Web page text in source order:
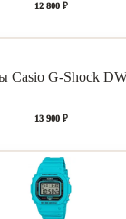
12 800 ₽
13 900 ₽